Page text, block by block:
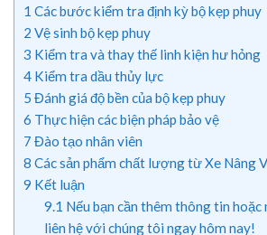
1 Các bước kiểm tra định kỳ bộ kẹp phuy
2 Vệ sinh bộ kẹp phuy
3 Kiểm tra và thay thế linh kiện hư hỏng
4 Kiểm tra dầu thủy lực
5 Đánh giá độ bền của bộ kẹp phuy
6 Thực hiện các biện pháp bảo vệ
7 Đào tạo nhân viên
8 Các sản phẩm chất lượng từ Xe Nâng
9 Kết luận
9.1 Nếu bạn cần thêm thông tin hoặc
liên hệ với chúng tôi ngay hôm nay!